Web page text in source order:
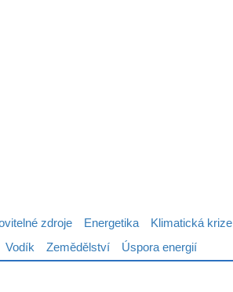
zdroje Energetika Klimatická krize
Vodík Zemědělství Úspora energií